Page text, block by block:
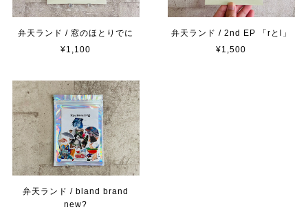
弁天ランド / 窓のほとりでに
¥1,100
弁天ランド / 2nd EP 「rとl」
¥1,500
弁天ランド / bland brand
new?